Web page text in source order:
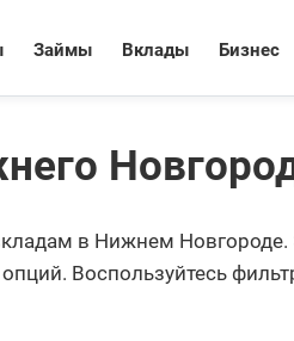
Займы Вклады Бизнес
в Нижнем
Воспользуйтесь
этой страницы есть такая